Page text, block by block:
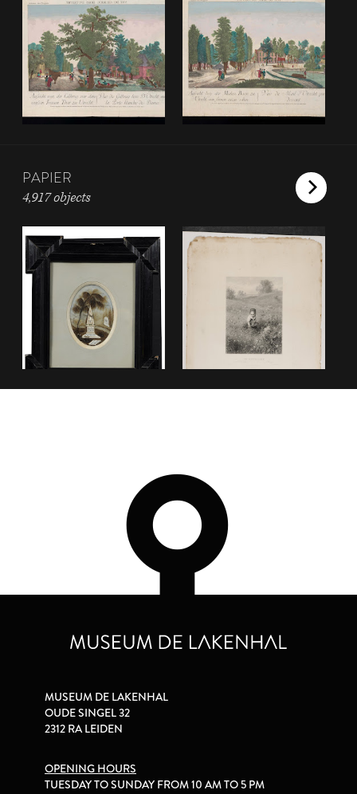
PAPIER
4,917 objects
MUSEUM DE LAKENHAL
OUDE SINGEL 32
2312 RA LEIDEN
OPENING HOURS
TUESDAY TO SUNDAY FROM 10 AM TO 5 PM